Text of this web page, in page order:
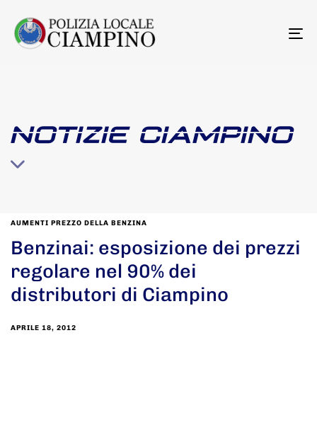
NOTIZIE CIAMPINO
AUMENTI PREZZO DELLA BENZINA
Benzinai: esposizione dei prezzi
regolare nel 90% dei
distributori di Ciampino
APRILE 18, 2012